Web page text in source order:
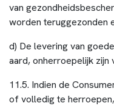
van
worden teruggezonden
d) De levering van
aard, onherroepelijk
11.5. Indien de
of volledig te